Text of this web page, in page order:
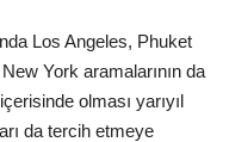
Los Angeles, Phuket
York aramalarının da
olması yarıyıl
da tercih etmeye